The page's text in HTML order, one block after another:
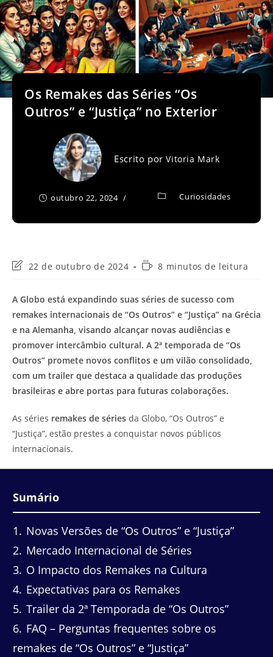
Os Remakes das Séries “Os
Outros” e “Justiça” no Exterior
Escrito porVitoria Mark
outubro 22, 2024 Curiosidades
Última
post:
22 de outubro de 2024
Tempo8 minutos de leitura
A Globo está expandindo suas séries de sucesso com
remakes internacionais de “Os Outros” e “Justiça” na Grécia
e na Alemanha, visando alcançar novas audiências e
promover intercâmbio cultural. A 2ª temporada de “Os
Outros” promete novos conflitos e um vilão consolidado,
com um trailer que destaca a qualidade das produções
brasileiras e abre portas para futuras colaborações.
As séries remakes de séries da Globo, “Os Outros” e
“Justiça”, estão prestes a conquistar novos públicos
internacionais.
Sumário
1
Novas Versões de “Os Outros” e “Justiça”
2 Mercado Internacional de Séries
3 O Impacto dos Remakes na Cultura
4 Expectativas para os Remakes
5 Trailer da 2ª Temporada de “Os Outros”
6 FAQ – Perguntas frequentes sobre os
remakes de “Os Outros” e “Justiça”